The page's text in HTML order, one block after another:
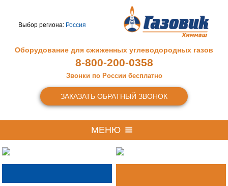
Выбор региона: Россия
Оборудование для сжиженных углеводородных газов
8-800-200-0358
Звонки по России бесплатно
ЗАКАЗАТЬ ОБРАТНЫЙ ЗВОНОК
МЕНЮ